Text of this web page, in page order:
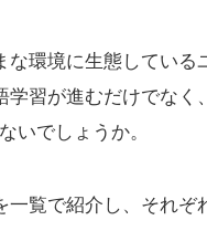
環境に生態している
習が進むだけでなく
いでしょうか。
一覧で紹介し、それ